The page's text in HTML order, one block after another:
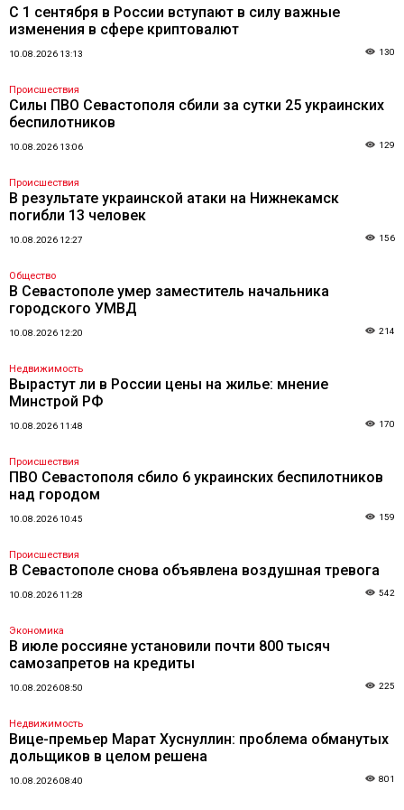
С 1 сентября в России вступают в силу важные
изменения в сфере криптовалют
10.08.2026 13:13 130
Происшествия
Силы ПВО Севастополя сбили за сутки 25 украинских
беспилотников
10.08.2026 13:06 129
Происшествия
В результате украинской атаки на Нижнекамск
погибли 13 человек
10.08.2026 12:27 156
Общество
В Севастополе умер заместитель начальника
городского УМВД
10.08.2026 12:20 214
Недвижимость
Вырастут ли в России цены на жилье: мнение
Минстрой РФ
10.08.2026 11:48 170
Происшествия
ПВО Севастополя сбило 6 украинских беспилотников
над городом
10.08.2026 10:45 159
Происшествия
В Севастополе снова объявлена воздушная тревога
10.08.2026 11:28 542
Экономика
В июле россияне установили почти 800 тысяч
самозапретов на кредиты
10.08.2026 08:50 225
Недвижимость
Вице-премьер Марат Хуснуллин: проблема обманутых
дольщиков в целом решена
10.08.2026 08:40 801